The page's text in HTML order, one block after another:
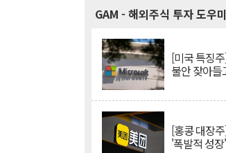
GAM - 해외주식 투자 도우미
[미국 특징
불안 잦아
[홍콩 대장
'폭발적 성장'